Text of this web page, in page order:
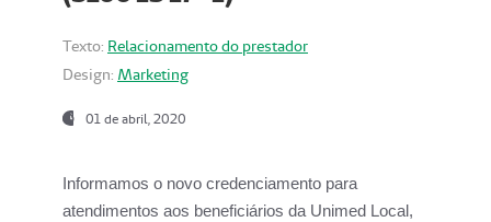
Texto: Relacionamento do prestador
Design: Marketing
01 de abril, 2020
Informamos o novo credenciamento para
atendimentos aos beneficiários da Unimed Local,